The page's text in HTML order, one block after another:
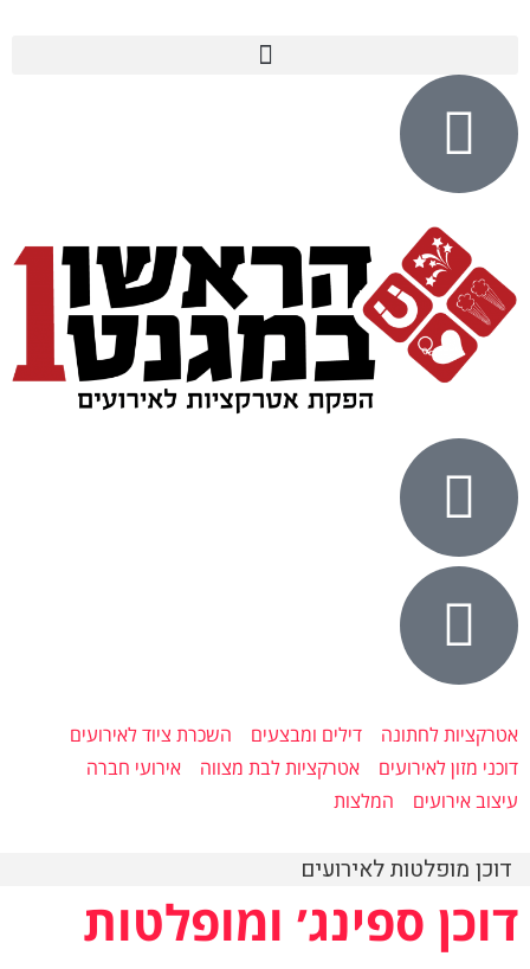
אטרקציות לחתונה דילים ומבצעים
השכרת ציוד לאירועים
דוכני מזון לאירועים
אטרקציות לבת מצווה
אירועי חברה
עיצוב אירועים
המלצות
דוכן מופלטות לאירועים
דוכן ספינג׳ ומופלטות